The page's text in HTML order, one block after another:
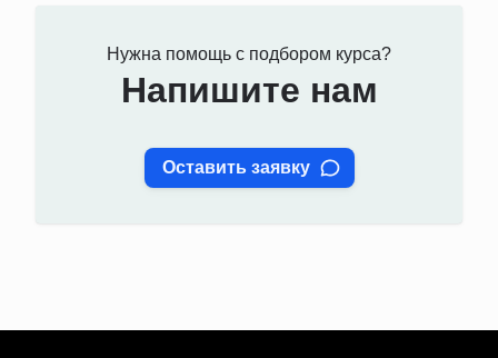
Нужна помощь с подбором курса?
Напишите нам
Оставить заявку